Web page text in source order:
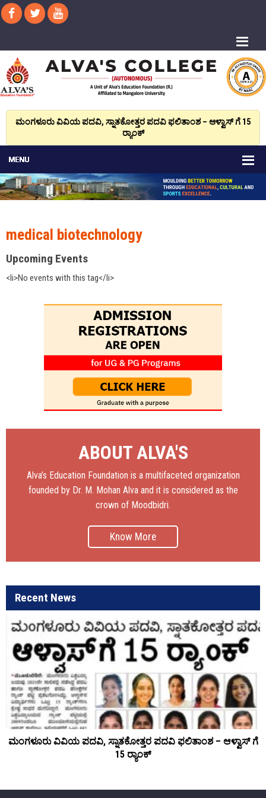
ಮಂಗಳೂರು ವಿವಿಯ ಪದವಿ, ಸ್ನಾತಕೋತ್ತರ ಪದವಿ ಫಲಿತಾಂಶ – ಆಳ್ವಾಸ್ ಗೆ 15
ರ್‍ಯಾಂಕ್‌
medical biotechnology
Upcoming Events
<li>No events with this tag</li>
ABOUT ALVA'S
Alva’s Education Foundation is a multifaceted organization
founded by Dr. M. Mohan Alva and it is considered as the
crown of Moodbidri.
Know More
Recent News
ಮಂಗಳೂರು ವಿವಿಯ ಪದವಿ, ಸ್ನಾತಕೋತ್ತರ ಪದವಿ ಫಲಿತಾಂಶ – ಆಳ್ವಾಸ್ ಗೆ
15 ರ್‍ಯಾಂಕ್‌